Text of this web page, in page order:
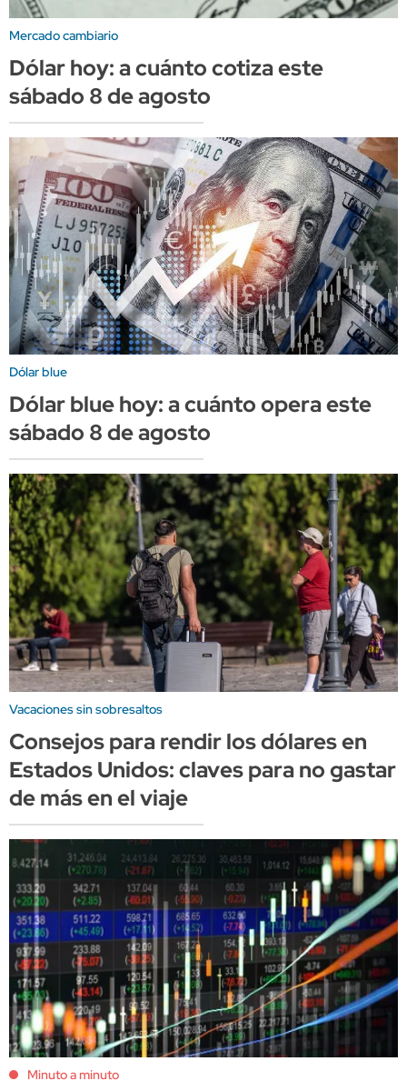
Mercado cambiario
Dólar hoy: a cuánto cotiza este
sábado 8 de agosto
Dólar blue
Dólar blue hoy: a cuánto opera este
sábado 8 de agosto
Vacaciones sin sobresaltos
Consejos para rendir los dólares en
Estados Unidos: claves para no gastar
de más en el viaje
Minuto a minuto